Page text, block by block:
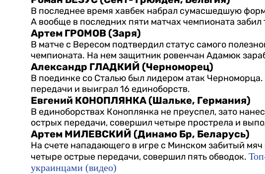
В последнее время хавбек набрал сумасшедшую
А вообще в последних пяти матчах чемпионата
Артем ГРОМОВ (Заря)
В матче с Вересом подтвердил статус самого
чемпионата. На нем защитник ровенчан Адамюк
Александр ГЛАДКИЙ (Черноморец)
В поединке со Сталью был лидером атак
передачи и выиграл 16 единоборств.
Евгений КОНОПЛЯНКА (Шальке, Германия)
В единоборствах Коноплянка не преуспел, зато
острых передачи, совершил четыре прострела и
Артем МИЛЕВСКИЙ (Динамо Бр, Беларусь)
На счете нападающего в игре с Минском забитый
четыре острые передачи, совершил пять обводок.
украинцами (видео)